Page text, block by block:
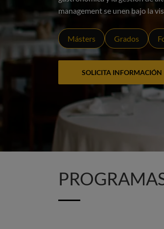
management se unen bajo la
Másters Grados
SOLICITA INFORMACIÓN